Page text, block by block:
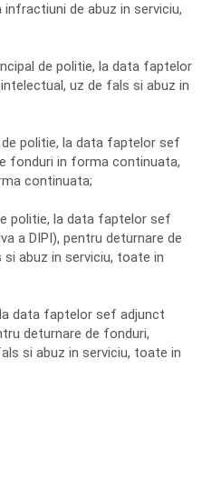
de abuz in serviciu,
de politie, la data faptelor
uz de fals si abuz in
politie, la data faptelor sef
fonduri in forma continuata,
continuata;
politie, la data faptelor sef
a DIPI), pentru deturnare de
abuz in serviciu, toate in
data faptelor sef adjunct
deturnare de fonduri,
si abuz in serviciu, toate in